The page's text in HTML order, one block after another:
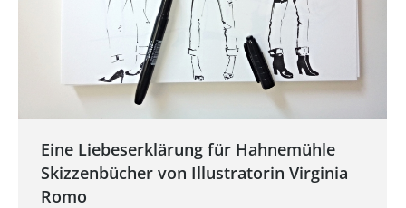
Eine Liebeserklärung für Hahnemühle
Skizzenbücher von Illustratorin Virginia
Romo